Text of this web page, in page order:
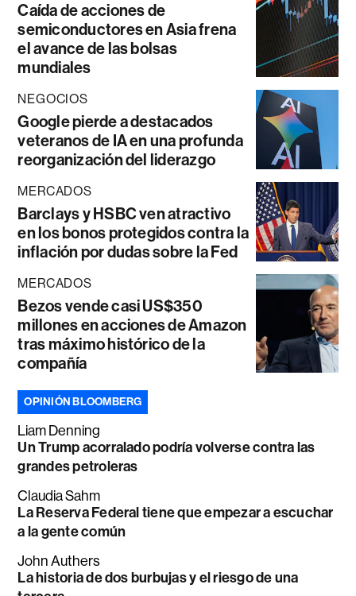
Caída de acciones de
semiconductores en Asia frena
el avance de las bolsas
mundiales
NEGOCIOS
Google pierde a destacados
veteranos de IA en una profunda
reorganización del liderazgo
MERCADOS
Barclays y HSBC ven atractivo
en los bonos protegidos contra la
inflación por dudas sobre la Fed
MERCADOS
Bezos vende casi US$350
millones en acciones de Amazon
tras máximo histórico de la
compañía
OPINIÓN BLOOMBERG
Liam Denning
Un Trump acorralado podría volverse contra las
grandes petroleras
Claudia Sahm
La Reserva Federal tiene que empezar a escuchar
a la gente común
John Authers
La historia de dos burbujas y el riesgo de una